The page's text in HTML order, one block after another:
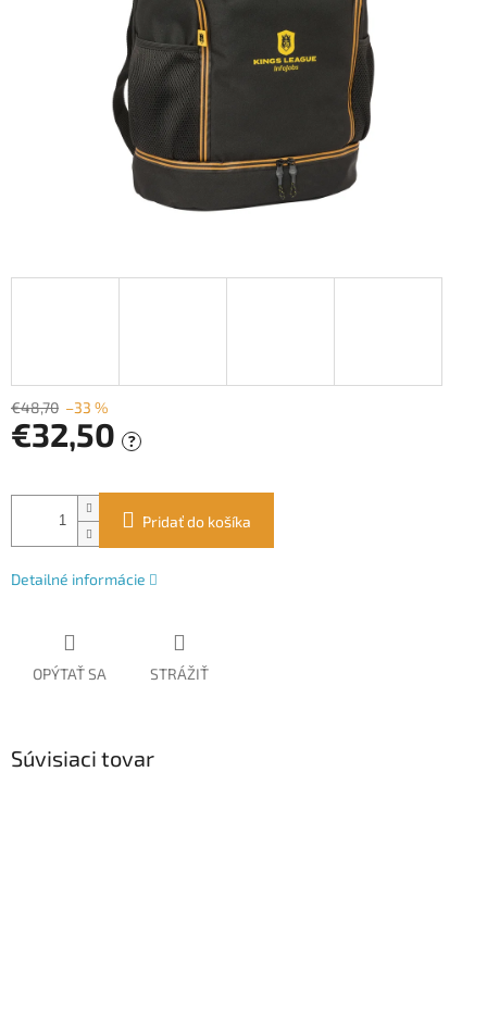
€48,70 –33 %
€32,50 ?
cena:
Pridať do košíka
Detailné informácie
OPÝTAŤ SA STRÁŽIŤ
Súvisiaci tovar